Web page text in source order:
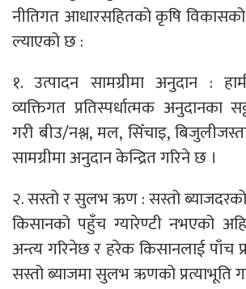
नीतिगत आधारसहितको कृषि
ल्याएको छ :
१. उत्पादन सामग्रीमा अनुदान :
व्यक्तिगत प्रतिस्पर्धात्मक अनुदानका
गरी बीउ/नश्ल, मल, सिँचाइ,
सामग्रीमा अनुदान केन्द्रित गरिने छ ।
२. सस्तो र सुलभ ऋण : सस्तो
किसानको पहुँच ग्यारेण्टी नभएको
अन्त्य गरिनेछ र हरेक किसानलाई पाँच
सस्तो ब्याजमा सुलभ ऋणको प्रत्याभूति